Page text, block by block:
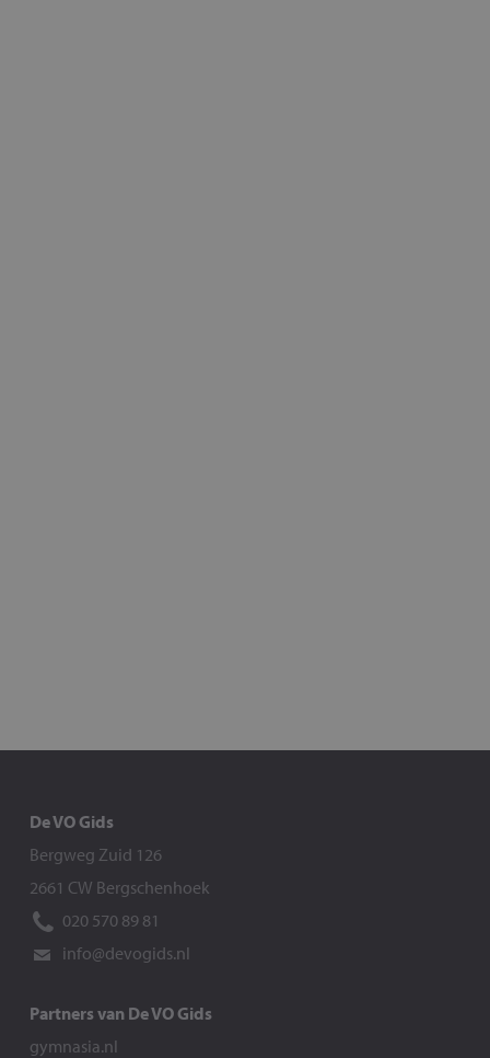
De VO Gids
Bergweg Zuid 126
2661 CW Bergschenhoek
020 570 89 81
info@devogids.nl
Partners van De VO Gids
gymnasia.nl